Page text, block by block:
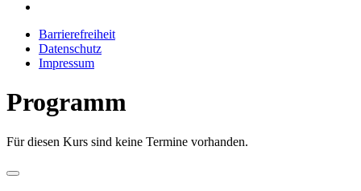
Barrierefreiheit
Datenschutz
Impressum
Programm
Für diesen Kurs sind keine Termine vorhanden.